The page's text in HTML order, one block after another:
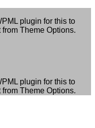
plugin for this to
Theme Options.
plugin for this to
Theme Options.